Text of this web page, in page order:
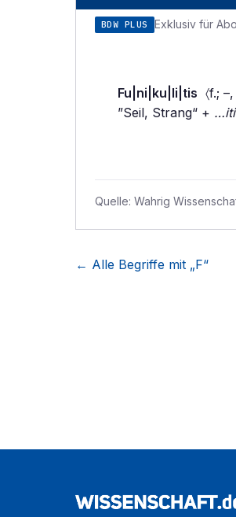
BDW PLUS Exklusiv für
Fu|ni|ku|li|tis 〈f.;
”Seil, Strang“ +
Quelle: Wahrig
← Alle Begriffe mit „F“